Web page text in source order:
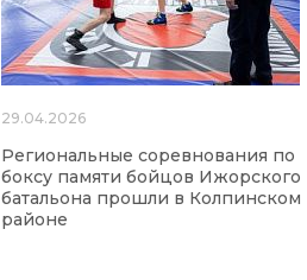
29.04.2026
Региональные соревнования по
боксу памяти бойцов Ижорского
батальона прошли в Колпинском
районе